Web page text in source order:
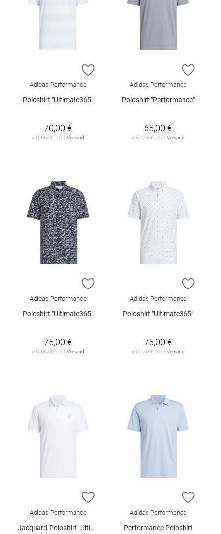
ZUR WUNSCHLISTE HINZUFÜGEN
Adidas Performance
Poloshirt "Ultimate365"
70,00 €
inkl. MwSt. zzgl. Versand
ZUR
Adidas Performance
Poloshirt "Performance"
65,00 €
inkl. MwSt. zzgl. Versand
ZUR WUNSCHLISTE HINZUFÜGEN
Adidas Performance
Poloshirt "Ultimate365"
75,00 €
inkl. MwSt. zzgl. Versand
ZUR
Adidas Performance
Poloshirt "Ultimate365"
75,00 €
inkl. MwSt. zzgl. Versand
ZUR WUNSCHLISTE HINZUFÜGEN
Adidas Performance
Jacquard-Poloshirt "Ultimate365"
ZUR
Adidas Performance
Performance Poloshirt